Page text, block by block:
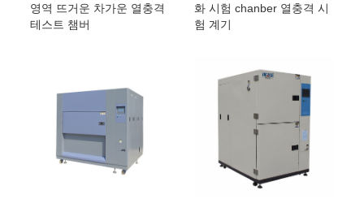
영역 뜨거운 차가운 열충격
테스트 챔버
화 시험 chanber 열충격 시
험 계기